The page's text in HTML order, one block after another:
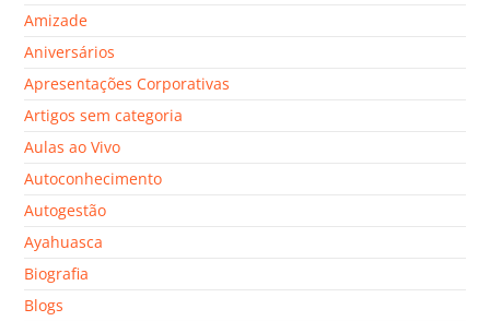
Amizade
Aniversários
Apresentações Corporativas
Artigos sem categoria
Aulas ao Vivo
Autoconhecimento
Autogestão
Ayahuasca
Biografia
Blogs